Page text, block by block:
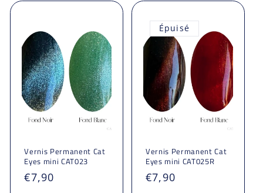
Vernis Permanent Cat
Eyes mini CAT023
Prix
€7,90
Épuisé
Vernis Permanent Cat
Eyes mini CAT025R
Prix
€7,90